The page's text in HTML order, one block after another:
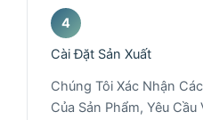
Cài Đặt Sản Xuất
Chúng Tôi Xác Nhận
Của Sản Phẩm, Yêu